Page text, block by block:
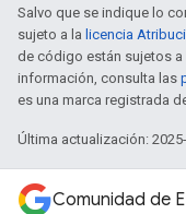
Salvo que se indique lo
sujeto a la licencia
de código están sujetos a
información, consulta las
es una marca registrada
Última actualización:
Comunidad de